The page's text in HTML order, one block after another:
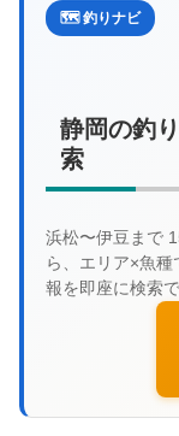
🗺️ 釣りナビ
静岡の釣
索